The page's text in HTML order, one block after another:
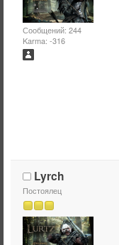
Сообщений: 244
Karma: -316
Lyrch
Постоялец